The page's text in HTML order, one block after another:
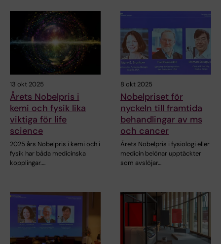
13 okt 2025
Årets Nobelpris i
kemi och fysik lika
viktiga för life
science
2025 års Nobelpris i kemi och i
fysik har båda medicinska
kopplingar.…
8 okt 2025
Nobelpriset för
nyckeln till framtida
behandlingar av ms
och cancer
Årets Nobelpris i fysiologi eller
medicin belönar upptäckter
som avslöjar…